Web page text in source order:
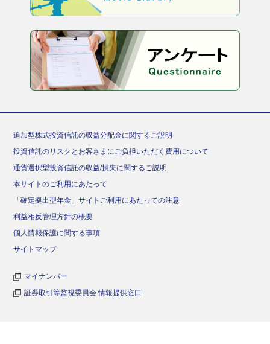
追加型株式投資信託の収益分配金に関するご説明
投資信託のリスクとお客さまにご負担いただく費用について
通貨選択型投資信託の収益/損失に関するご説明
本サイトのご利用にあたって
「確定拠出型年金」サイトご利用にあたっての注意
利益相反管理方針の概要
個人情報保護に関する事項
サイトマップ
マイナンバー
証券取引等監視委員会 情報提供窓口